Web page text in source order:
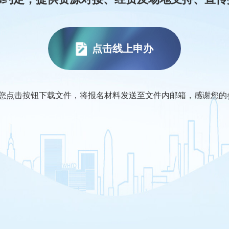
点击线上申办
点击按钮下载文件，将报名材料发送至文件内邮箱，感谢您的